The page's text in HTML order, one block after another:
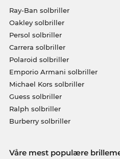
Ray-Ban solbriller
Oakley solbriller
Persol solbriller
Carrera solbriller
Polaroid solbriller
Emporio Armani solbriller
Michael Kors solbriller
Guess solbriller
Ralph solbriller
Burberry solbriller
Våre mest populære